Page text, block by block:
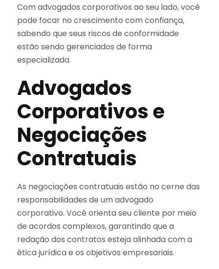
Com advogados corporativos ao seu lado, você
pode focar no crescimento com confiança,
sabendo que seus riscos de conformidade
estão sendo gerenciados de forma
especializada.
Advogados
Corporativos e
Negociações
Contratuais
As negociações contratuais estão no cerne das
responsabilidades de um advogado
corporativo. Você orienta seu cliente por meio
de acordos complexos, garantindo que a
redação dos contratos esteja alinhada com a
ética jurídica e os objetivos empresariais.